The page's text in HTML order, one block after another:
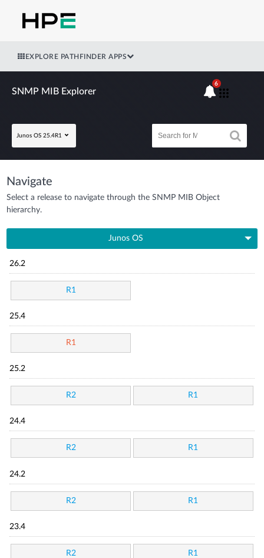
EXPLORE PATHFINDER APPS
SNMP MIB Explorer
Junos OS 25.4R1
6
Navigate
Select a release to navigate through the SNMP MIB Object
hierarchy.
Junos OS
26.2
R1
25.4
R1
25.2
R2 R1
24.4
R2 R1
24.2
R2 R1
23.4
R2 R1